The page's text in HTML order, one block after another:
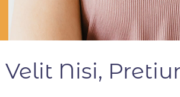
Velit Nisi,